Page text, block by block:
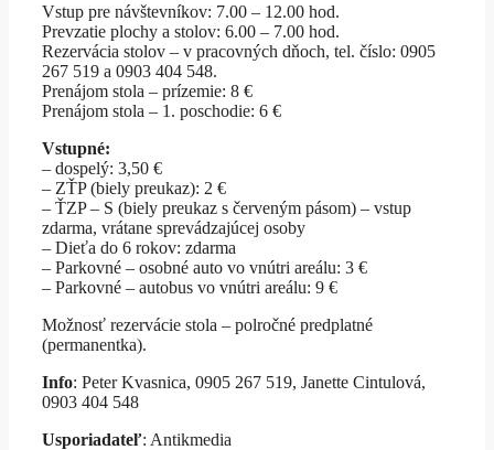
Vstup pre návštevníkov: 7.00 – 12.00 hod.
Prevzatie plochy a stolov: 6.00 – 7.00 hod.
Rezervácia stolov – v pracovných dňoch, tel. číslo: 0905
267 519 a 0903 404 548.
Prenájom stola – prízemie: 8 €
Prenájom stola – 1. poschodie: 6 €
Vstupné:
– dospelý: 3,50 €
– ZŤP (biely preukaz): 2 €
– ŤZP – S (biely preukaz s červeným pásom) – vstup
zdarma, vrátane sprevádzajúcej osoby
– Dieťa do 6 rokov: zdarma
– Parkovné – osobné auto vo vnútri areálu: 3 €
– Parkovné – autobus vo vnútri areálu: 9 €
Možnosť rezervácie stola – polročné predplatné
(permanentka).
Info: Peter Kvasnica, 0905 267 519, Janette Cintulová,
0903 404 548
Usporiadateľ: Antikmedia